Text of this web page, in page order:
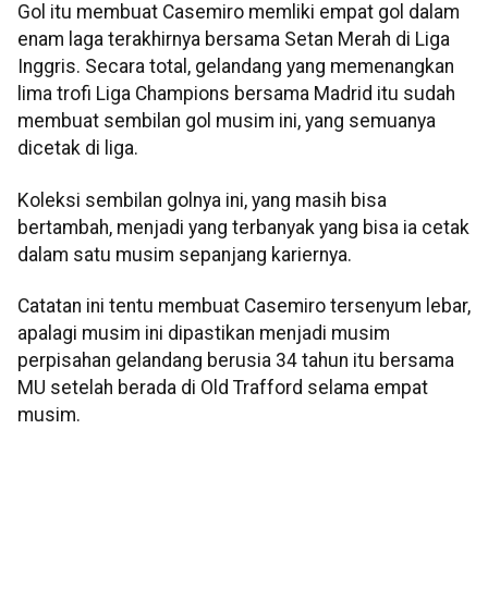
Gol itu membuat Casemiro memliki empat gol dalam
enam laga terakhirnya bersama Setan Merah di Liga
Inggris. Secara total, gelandang yang memenangkan
lima trofi Liga Champions bersama Madrid itu sudah
membuat sembilan gol musim ini, yang semuanya
dicetak di liga.
Koleksi sembilan golnya ini, yang masih bisa
bertambah, menjadi yang terbanyak yang bisa ia cetak
dalam satu musim sepanjang kariernya.
Catatan ini tentu membuat Casemiro tersenyum lebar,
apalagi musim ini dipastikan menjadi musim
perpisahan gelandang berusia 34 tahun itu bersama
MU setelah berada di Old Trafford selama empat
musim.